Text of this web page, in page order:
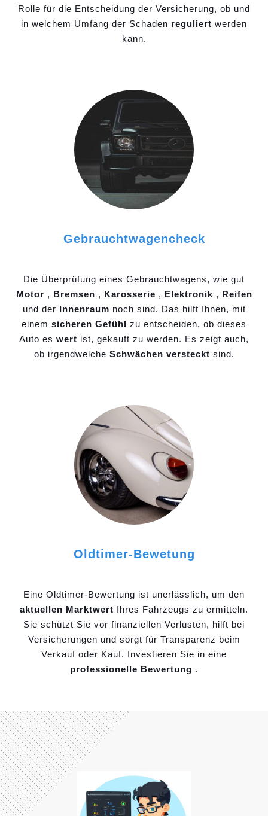
Rolle für die Entscheidung der Versicherung, ob und
in welchem Umfang der Schaden reguliert werden
kann.
Gebrauchtwagencheck
Die Überprüfung eines Gebrauchtwagens, wie gut
Motor , Bremsen , Karosserie , Elektronik , Reifen
und der Innenraum noch sind. Das hilft Ihnen, mit
einem sicheren Gefühl zu entscheiden, ob dieses
Auto es wert ist, gekauft zu werden. Es zeigt auch,
ob irgendwelche Schwächen versteckt sind.
Oldtimer-Bewetung
Eine Oldtimer-Bewertung ist unerlässlich, um den
aktuellen Marktwert Ihres Fahrzeugs zu ermitteln.
Sie schützt Sie vor finanziellen Verlusten, hilft bei
Versicherungen und sorgt für Transparenz beim
Verkauf oder Kauf. Investieren Sie in eine
professionelle Bewertung .